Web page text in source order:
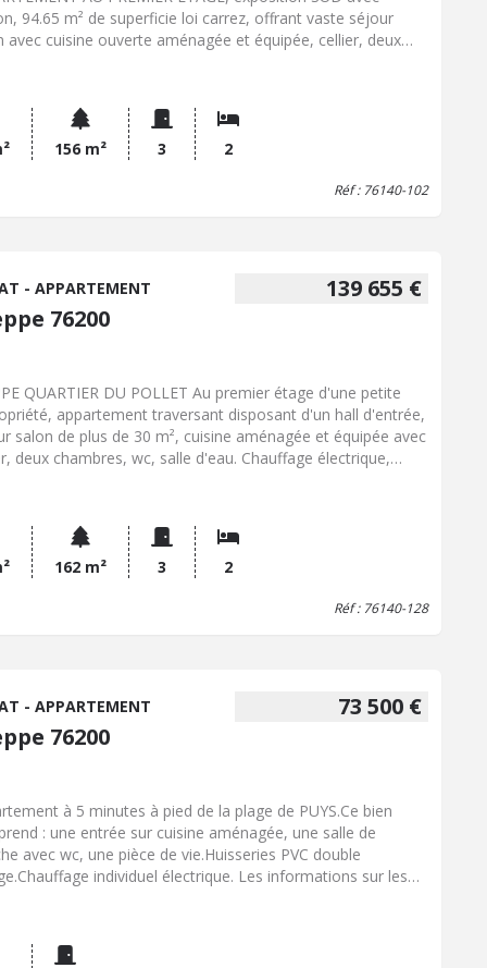
94.65 m² de superficie loi carrez, offrant vaste séjour
avec cuisine ouverte aménagée et équipée, cellier, deux
de qualité. Cave et lot de comble. A 5 minutes à pieds
plage, proche commerces et gare. Bien vendu soumis au
de la copropriété La copropriété comprend 15 lots, partie
quote-part de parties communes dans l'immeuble Pas de
office-charlet-barachin-dieppe.notaires.fr/l-office-Maitre-
CHARLET-BARACHIN.html#tarifs
156 m² 3 2
Réf : 76140-102
139 655 €
- APPARTEMENT
76200
QUARTIER DU POLLET Au premier étage d'une petite
appartement traversant disposant d'un hall d'entrée,
salon de plus de 30 m², cuisine aménagée et équipée avec
deux chambres, wc, salle d'eau. Chauffage électrique,
comportant obligatoirement une partie privative et
quote-part de parties communes dans l'immeuble Pas de
en cours dans la copropriété Les informations sur les
: www. georisques. gouv. fr Consultez nos tarifs :
162 m² 3 2
Réf : 76140-128
73 500 €
- APPARTEMENT
76200
à 5 minutes à pied de la plage de PUYS.Ce bien
: une entrée sur cuisine aménagée, une salle de
avec wc, une pièce de vie.Huisseries PVC double
individuel électrique. Les informations sur les